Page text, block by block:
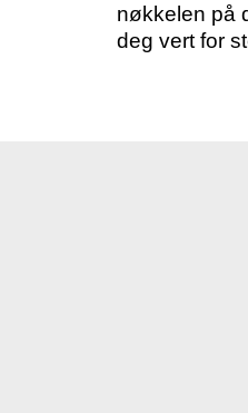
nøkkelen på
deg vert for